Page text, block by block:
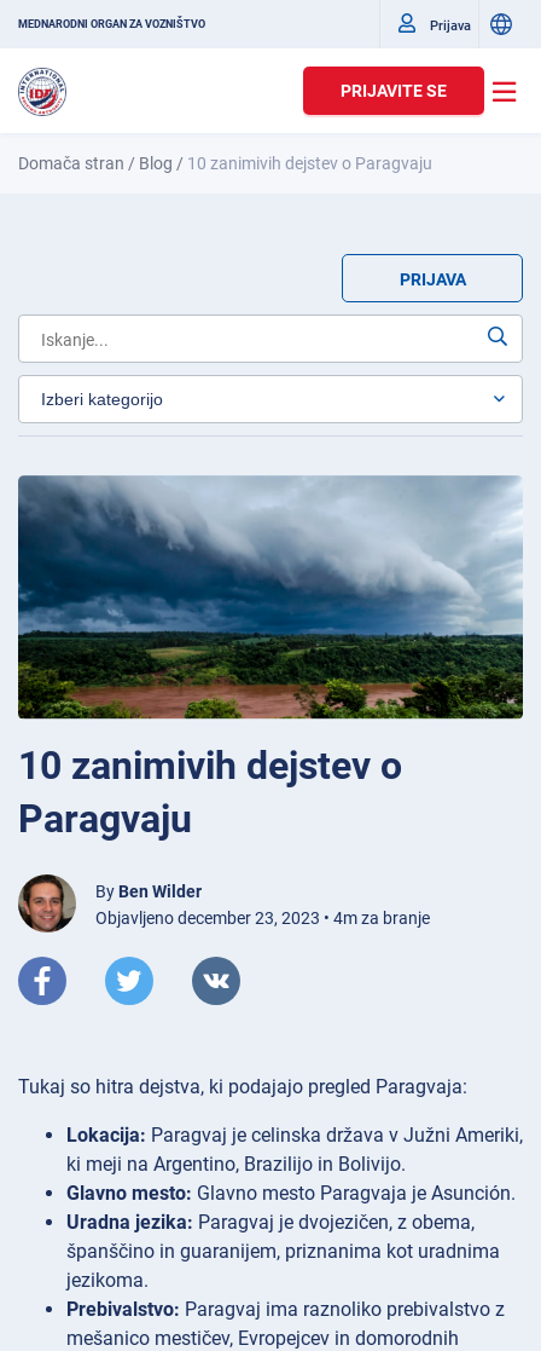
MEDNARODNI ORGAN ZA VOZNIŠTVO Prijava
PRIJAVITE SE
Domača stran / Blog / 10 zanimivih dejstev o Paragvaju
PRIJAVA
10 zanimivih dejstev o
Paragvaju
By Ben Wilder
Objavljeno december 23, 2023 • 4m za branje
Tukaj so hitra dejstva, ki podajajo pregled Paragvaja:
Lokacija: Paragvaj je celinska država v Južni Ameriki,
ki meji na Argentino, Brazilijo in Bolivijo.
Glavno mesto: Glavno mesto Paragvaja je Asunción.
Uradna jezika: Paragvaj je dvojezičen, z obema,
španščino in guaranijem, priznanima kot uradnima
jezikoma.
Prebivalstvo: Paragvaj ima raznoliko prebivalstvo z
mešanico mestičev, Evropejcev in domorodnih